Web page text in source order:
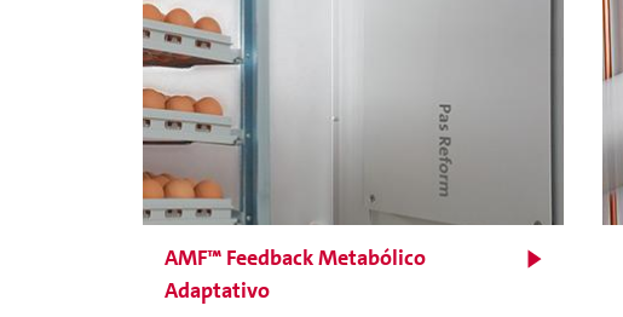
AMF™ Feedback Metabólico
Adaptativo